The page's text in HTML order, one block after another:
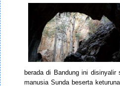
berada di Bandung ini disinyalir
manusia Sunda beserta